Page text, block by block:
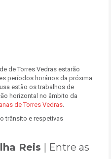
de Torres Vedras estarão
períodos horários da próxima
estão os trabalhos de
horizontal no âmbito da
de Torres Vedras.
trânsito e respetivas
Reis | Entre as